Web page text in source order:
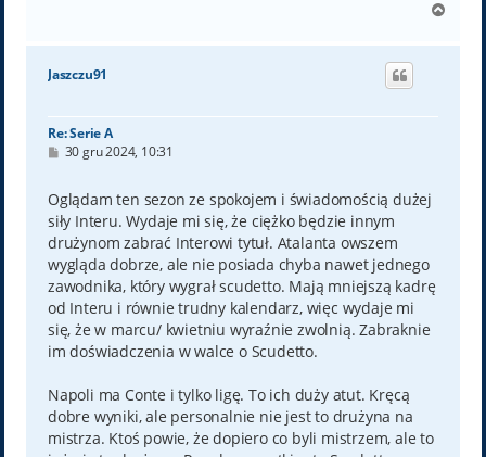
g
Jaszczu91
Re: Serie A
P
t
30 gru 2024, 10:31
Oglądam ten sezon ze spokojem i świadomością dużej
siły Interu. Wydaje mi się, że ciężko będzie innym
drużynom zabrać Interowi tytuł. Atalanta owszem
wygląda dobrze, ale nie posiada chyba nawet jednego
zawodnika, który wygrał scudetto. Mają mniejszą kadrę
od Interu i równie trudny kalendarz, więc wydaje mi
się, że w marcu/ kwietniu wyraźnie zwolnią. Zabraknie
im doświadczenia w walce o Scudetto.
Napoli ma Conte i tylko ligę. To ich duży atut. Kręcą
dobre wyniki, ale personalnie nie jest to drużyna na
mistrza. Ktoś powie, że dopiero co byli mistrzem, ale to